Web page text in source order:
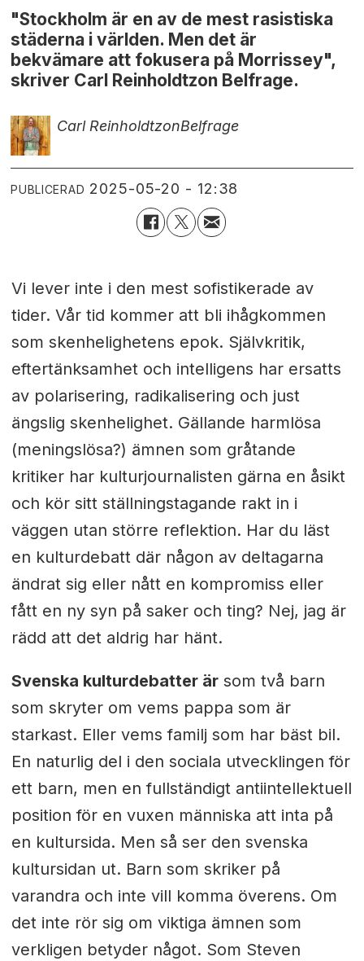
"Stockholm är en av de mest rasistiska
städerna i världen. Men det är
bekvämare att fokusera på Morrissey",
skriver Carl Reinholdtzon Belfrage.
Carl ReinholdtzonBelfrage
PUBLICERAD 2025-05-20 - 12:38
Vi lever inte i den mest sofistikerade av
tider. Vår tid kommer att bli ihågkommen
som skenhelighetens epok. Självkritik,
eftertänksamhet och intelligens har ersatts
av polarisering, radikalisering och just
ängslig skenhelighet. Gällande harmlösa
(meningslösa?) ämnen som gråtande
kritiker har kulturjournalisten gärna en åsikt
och kör sitt ställningstagande rakt in i
väggen utan större reflektion. Har du läst
en kulturdebatt där någon av deltagarna
ändrat sig eller nått en kompromiss eller
fått en ny syn på saker och ting? Nej, jag är
rädd att det aldrig har hänt.
Svenska kulturdebatter ärsom två barn
som skryter om vems pappa som är
starkast. Eller vems familj som har bäst bil.
En naturlig del i den sociala utvecklingen för
ett barn, men en fullständigt antiintellektuell
position för en vuxen människa att inta på
en kultursida. Men så ser den svenska
kultursidan ut. Barn som skriker på
varandra och inte vill komma överens. Om
det inte rör sig om viktiga ämnen som
verkligen betyder något. Som Steven